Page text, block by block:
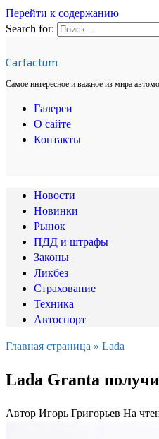
Перейти к содержанию
Search for:
Carfactum
Самое интересное и важное из мира
Галереи
О сайте
Контакты
Новости
Новинки
Рынок
ПДД и штрафы
Законы
Ликбез
Страхование
Техника
Автоспорт
Главная страница » Lada
Lada Granta
Автор Игорь Григорьев На